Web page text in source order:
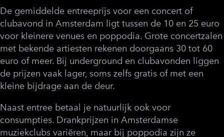
De gemiddelde entreeprijs voor een concert of
clubavond in Amsterdam ligt tussen de 10 en 25 euro
voor kleinere venues en poppodia. Grote concertzalen
met bekende artiesten rekenen doorgaans 30 tot 60
euro of meer. Bij underground en clubavonden liggen
de prijzen vaak lager, soms zelfs gratis of met een
kleine bijdrage aan de deur.
Naast entree betaal je natuurlijk ook voor
consumpties. Drankprijzen in Amsterdamse
muziekclubs variëren, maar bij poppodia zijn ze